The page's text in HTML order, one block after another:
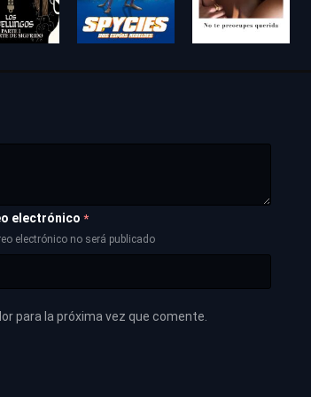
electrónico *
electrónico no será publicado
para la próxima vez que comente.